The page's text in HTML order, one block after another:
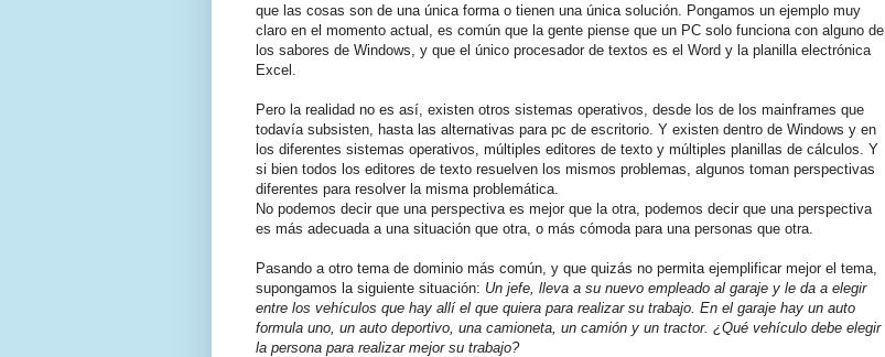
que las cosas son de una única forma o tienen una única solución. Pongamos un ejemplo muy
claro en el momento actual, es común que la gente piense que un PC solo funciona con alguno de
los sabores de Windows, y que el único procesador de textos es el Word y la planilla electrónica
Excel.
Pero la realidad no es así, existen otros sistemas operativos, desde los de los mainframes que
todavía subsisten, hasta las alternativas para pc de escritorio. Y existen dentro de Windows y en
los diferentes sistemas operativos, múltiples editores de texto y múltiples planillas de cálculos. Y
si bien todos los editores de texto resuelven los mismos problemas, algunos toman perspectivas
diferentes para resolver la misma problemática.
No podemos decir que una perspectiva es mejor que la otra, podemos decir que una perspectiva
es más adecuada a una situación que otra, o más cómoda para una personas que otra.
Pasando a otro tema de dominio más común, y que quizás no permita ejemplificar mejor el tema,
supongamos la siguiente situación: Un jefe, lleva a su nuevo empleado al garaje y le da a elegir
entre los vehículos que hay allí el que quiera para realizar su trabajo. En el garaje hay un auto
formula uno, un auto deportivo, una camioneta, un camión y un tractor. ¿Qué vehículo debe elegir
la persona para realizar mejor su trabajo?